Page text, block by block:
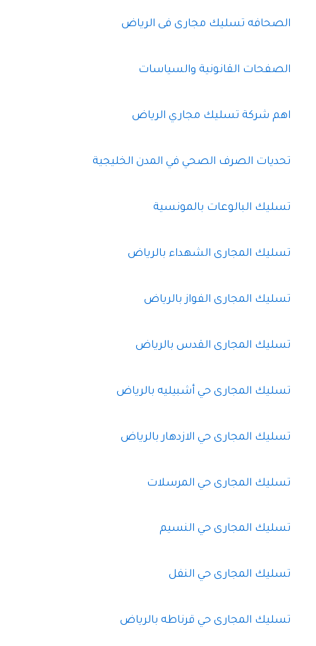
الصحافه تسليك مجارى فى الرياض
الصفحات القانونية والسياسات
اهم شركة تسليك مجاري الرياض
تحديات الصرف الصحي في المدن الخليجية
تسليك البالوعات بالمونسية
تسليك المجارى الشهداء بالرياض
تسليك المجارى الفواز بالرياض
تسليك المجارى القدس بالرياض
تسليك المجارى حي أشبيليه بالرياض
تسليك المجارى حي الازدهار بالرياض
تسليك المجارى حي المرسلات
تسليك المجارى حي النسيم
تسليك المجارى حي النفل
تسليك المجارى حي قرناطه بالرياض